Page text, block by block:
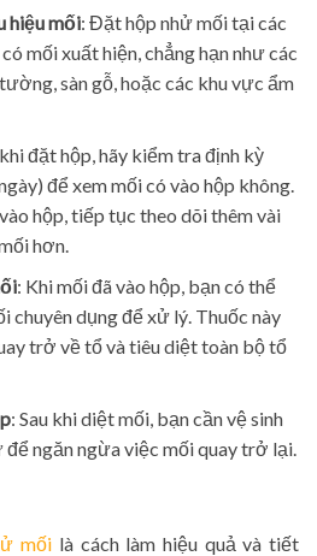
hiệu mối: Đặt hộp nhử mối tại các
mối xuất hiện, chẳng hạn như các
sàn gỗ, hoặc các khu vực ẩm
khi đặt hộp, hãy kiểm tra định kỳ
để xem mối có vào hộp không.
hộp, tiếp tục theo dõi thêm vài
hơn.
: Khi mối đã vào hộp, bạn có thể
chuyên dụng để xử lý. Thuốc này
trở về tổ và tiêu diệt toàn bộ tổ
: Sau khi diệt mối, bạn cần vệ sinh
để ngăn ngừa việc mối quay trở lại.
mối là cách làm hiệu quả và tiết